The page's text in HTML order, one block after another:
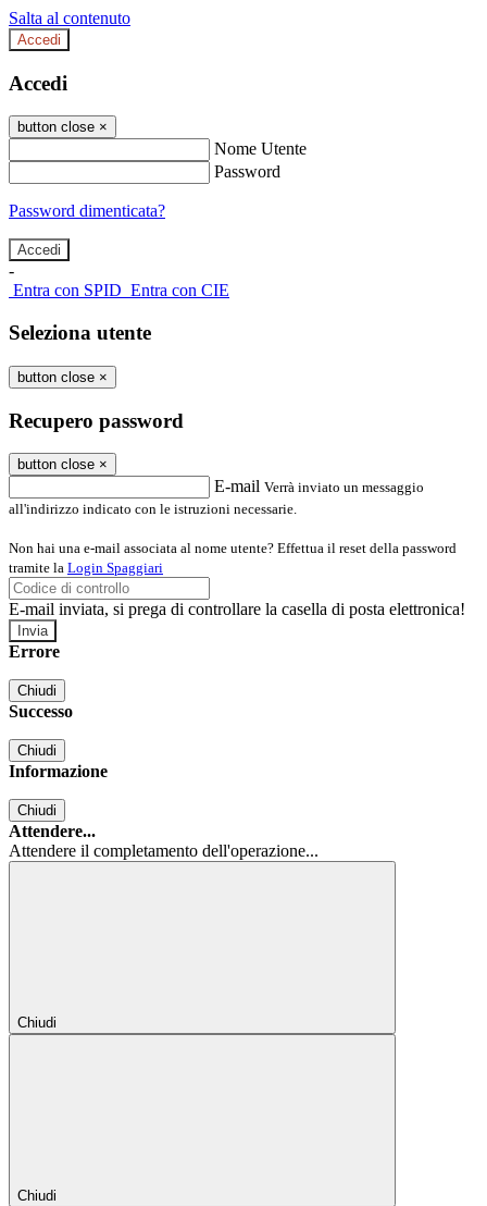
Salta al contenuto
Accedi
Accedi
button close ×
Nome Utente
Password
Password dimenticata?
-
Entra con SPID Entra con CIE
Seleziona utente
button close ×
Recupero password
button close ×
E-mail Verrà inviato un messaggio
all'indirizzo indicato con le istruzioni necessarie.
Non hai una e-mail associata al nome utente? Effettua il reset della password
tramite la Login Spaggiari
E-mail inviata, si prega di controllare la casella di posta elettronica!
Errore
Chiudi
Successo
Chiudi
Informazione
Chiudi
Attendere...
Attendere il completamento dell'operazione...
Chiudi
Chiudi